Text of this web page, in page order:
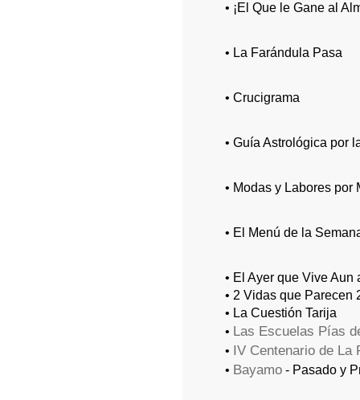
• ¡El Que le Gane al
• La Farándula Pasa
• Crucigrama
• Guía Astrológica por
• Modas y Labores por
• El Menú de la
• El Ayer que Vive
• 2 Vidas que Parecen
• La Cuestión Tarija
• Las Escuelas Pías
• IV Centenario de La
• Bayamo - Pasado y